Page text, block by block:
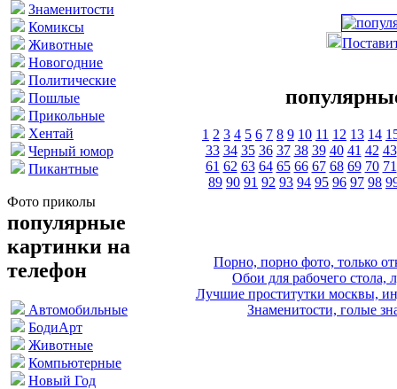
Знаменитости
Комиксы
Животные
Новогодние
Политические
Пошлые
Прикольные
Хентай
Черный юмор
Пикантные
Фото приколы
популярные
картинки на
телефон
Автомобильные
БодиАрт
Животные
Компьютерные
Новый Год
1 2 3 4 5 6 7 8 9 10 11 12 13 14
33 34 35 36 37 38 39 40 41 42 43
61 62 63 64 65 66 67 68 69 70 71
89 90 91 92 93 94 95 96 97 98
Порно, порно фото, только
Обои для рабочего стола,
Лучшие проститутки москвы,
Знаменитости, голые